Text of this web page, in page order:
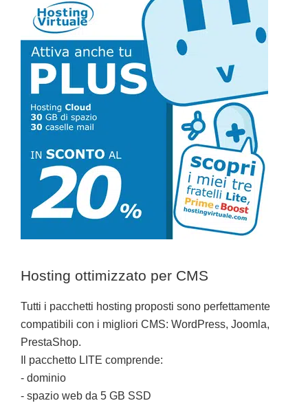
Hosting ottimizzato per CMS
Tutti i pacchetti hosting proposti sono perfettamente
compatibili con i migliori CMS: WordPress, Joomla,
PrestaShop.
Il pacchetto LITE comprende:
- dominio
- spazio web da 5 GB SSD